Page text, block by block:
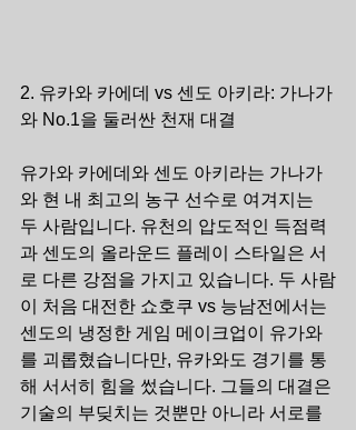
2. 유카와 카에데 vs 센도 아키라: 가나가
와 No.1을 둘러싼 천재 대결
유가와 카에데와 센도 아키라는 가나가
와 현 내 최고의 농구 선수로 여겨지는
두 사람입니다. 유천의 압도적인 득점력
과 센도의 올라운드 플레이 스타일은 서
로 다른 강점을 가지고 있습니다. 두 사람
이 처음 대전한 쇼호쿠 vs 능남전에서는
센도의 냉정한 게임 메이크업이 유가와
를 괴롭혔습니다만, 유카와도 경기를 통
해 서서히 힘을 썼습니다. 그들의 대결은
기술의 부딪치는 것뿐만 아니라 서로를